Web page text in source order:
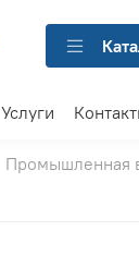
Услуги
Промышленная